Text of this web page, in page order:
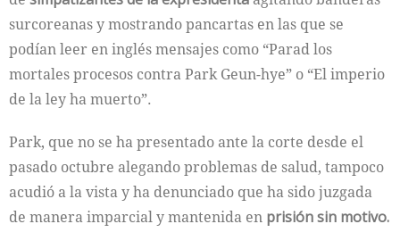
surcoreanas y mostrando pancartas en las que se
podían leer en inglés mensajes como “Parad los
mortales procesos contra Park Geun-hye” o “El imperio
de la ley ha muerto”.
Park, que no se ha presentado ante la corte desde el
pasado octubre alegando problemas de salud, tampoco
acudió a la vista y ha denunciado que ha sido juzgada
de manera imparcial y mantenida en prisión sin motivo.